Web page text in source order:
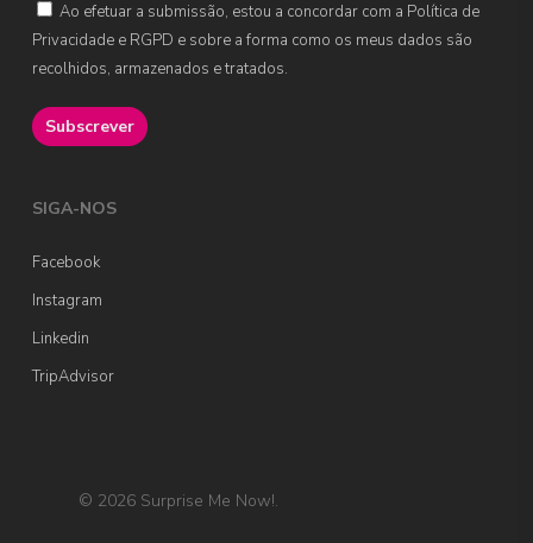
Ao efetuar a submissão, estou a concordar com a Política de
Privacidade e RGPD e sobre a forma como os meus dados são
recolhidos, armazenados e tratados.
SIGA-NOS
Facebook
Instagram
Linkedin
TripAdvisor
© 2026 Surprise Me Now!.